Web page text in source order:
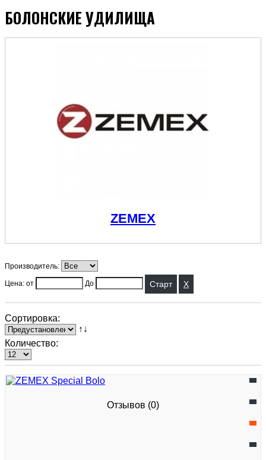
БОЛОНСКИЕ УДИЛИЩА
ZEMEX
Производитель:
Цена: от До X
Сортировка:
↑↓
Количество:
Отзывов (0)